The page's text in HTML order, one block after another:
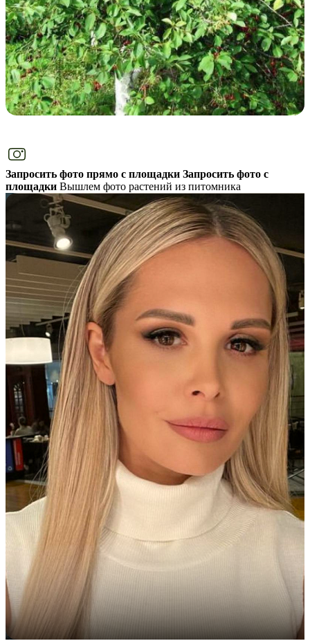
Запросить фото прямо с площадки Запросить фото с
площадки Вышлем фото растений из питомника